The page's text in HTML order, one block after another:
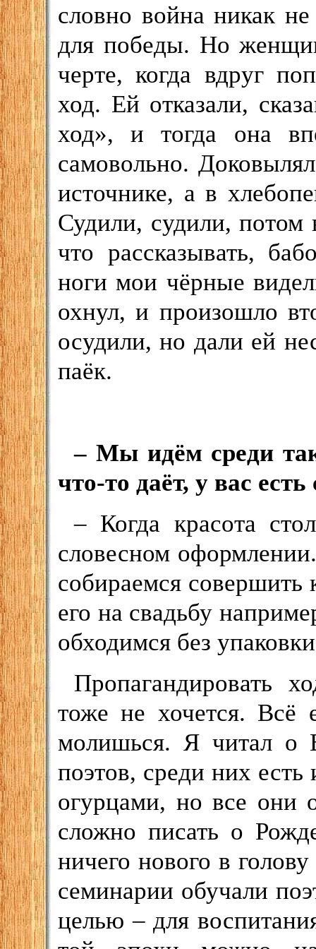
словно война никак
для победы. Но
черте, когда вдруг
ход. Ей отказали,
ход», и тогда она
самовольно.
источнике, а в
Судили, судили, потом
что рассказывать,
ноги мои чёрные
охнул, и произошло
осудили, но дали ей
паёк.
– Мы идём среди
что-то даёт, у вас
– Когда красота
словесном
собираемся совершить
его на свадьбу
обходимся без
Пропагандировать
тоже не хочется. Всё
молишься. Я читал о
поэтов, среди них
огурцами, но все они
сложно писать о
ничего нового в
семинарии обучали
целью – для